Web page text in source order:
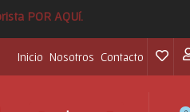
POR AQUí.
Inicio Nosotros Contacto